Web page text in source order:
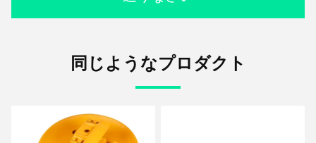
同じようなプロダクト